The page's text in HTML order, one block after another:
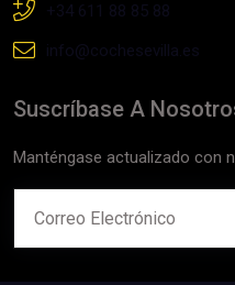
+34 611 88 85 88
info@cochesevilla.es
Suscríbase A
Manténgase actualizado con